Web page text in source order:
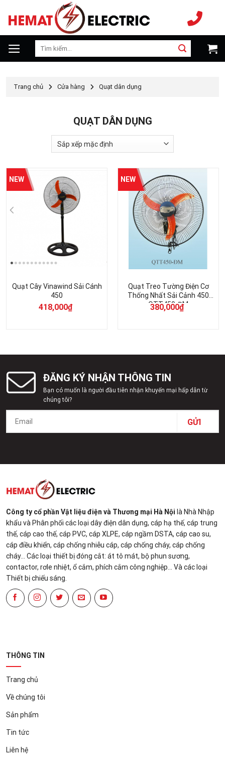
đến
dung
Tìm
Trang chủ Cửa hàng Quạt dân dụng
QUẠT DÂN DỤNG
Quạt Cây Vinawind Sải Cánh
450
418,000₫
Quạt Treo Tường Điện Cơ
Thống Nhất Sải Cảnh 450
QTT450-ĐM
380,000₫
ĐĂNG KÝ NHẬN THÔNG TIN
Bạn có muốn là người đầu tiên nhận khuyến mại hấp dẫn từ
chúng tôi?
Công ty cổ phần Vật liệu điện và Thương mại Hà Nội là Nhà Nhập
khẩu và Phân phối các loại dây điện dân dụng, cáp hạ thế, cáp trung
thế, cáp cao thế, cáp PVC, cáp XLPE, cáp ngầm DSTA, cáp cao su,
cáp điều khiển, cáp chống nhiễu cáp, cáp chống cháy, cáp chống
cháy... Các loại thiết bị đóng cắt: át tô mát, bộ phun sương,
contactor, rơle nhiệt, ổ cắm, phích cắm công nghiệp... Và các loại
Thiết bị chiếu sáng.
THÔNG TIN
Trang chủ
Về chúng tôi
Sản phẩm
Tin tức
Liên hệ